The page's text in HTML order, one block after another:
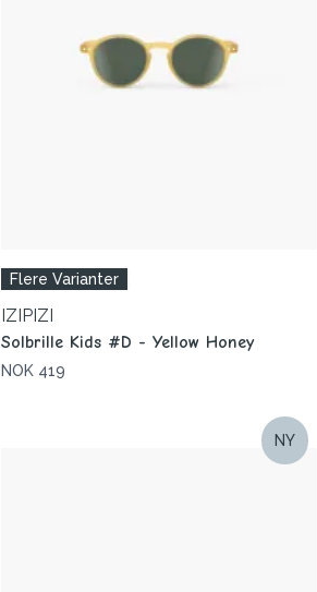
Flere Varianter
IZIPIZI
Solbrille Kids #D - Yellow Honey
NOK 419
NY